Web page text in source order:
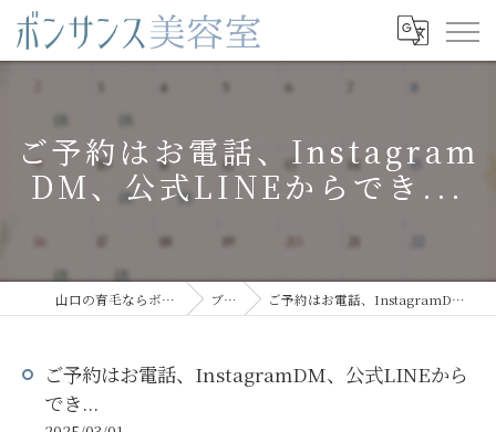
ご予約はお電話、Instagram
DM、公式LINEからでき...
山口の育毛ならボンサンス美容室 ブログ ご予約はお電話、InstagramDM、公式LINEからでき...
ご予約はお電話、InstagramDM、公式LINEから
でき...